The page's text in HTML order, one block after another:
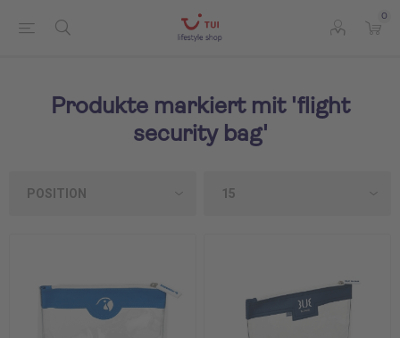
0
Produkte markiert mit 'flight
security bag'